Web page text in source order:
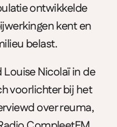
ontwikkelde
kent en
belast.
Louise Nicolaï in de
voorlichter bij het
over reuma,